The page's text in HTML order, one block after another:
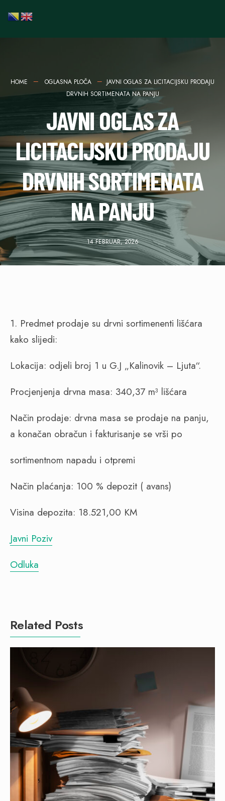
HOME OGLASNA PLOČA
JAVNI OGLAS ZA LICITACIJSKU PRODAJU
DRVNIH SORTIMENATA NA PANJU
JAVNI OGLAS ZA
LICITACIJSKU PRODAJU
DRVNIH SORTIMENATA
NA PANJU
14 FEBRUAR, 2026
1. Predmet prodaje su drvni sortimenenti lišćara
kako slijedi:
Lokacija: odjeli broj 1 u G.J „Kalinovik – Ljuta“.
Procjenjenja drvna masa: 340,37 m³ lišćara
Način prodaje: drvna masa se prodaje na panju,
a konačan obračun i fakturisanje se vrši po
sortimentnom napadu i otpremi
Način plaćanja: 100 % depozit ( avans)
Visina depozita: 18.521,00 KM
Javni Poziv
Odluka
Related Posts